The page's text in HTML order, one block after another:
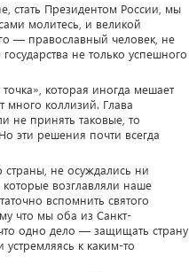
стать Президентом России, мы
молитесь, и великой
— православный человек, не
не только успешного
которая иногда мешает
много коллизий. Глава
не принять таковые, то
эти решения почти всегда
не осуждались ни
возглавляли наше
вспомнить святого
что мы оба из Санкт-
одно дело — защищать страну
к каким-то